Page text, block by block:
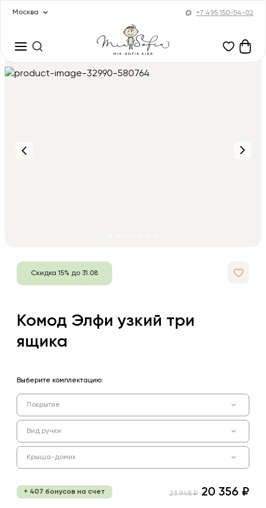
Москва +7 495 150-54-02
Скидка 15% до 31.08
Комод Элфи узкий три
ящика
Выберите комплектацию:
Покрытие
Вид ручки
Крыша-домик
+ 407 бонусов на счет 23 948 ₽ 20 356 ₽